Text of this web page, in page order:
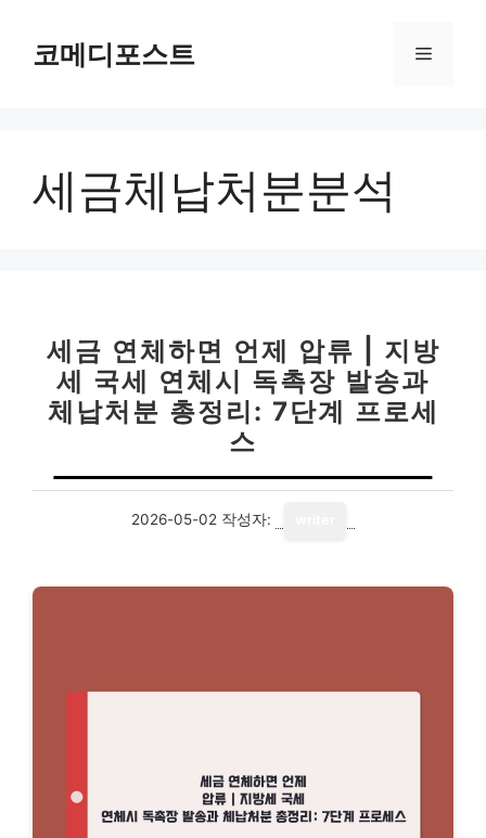
코메디포스트 메
세금체납처분분석
세금 연체하면 언제 압류 | 지방
세 국세 연체시 독촉장 발송과
체납처분 총정리: 7단계 프로세
스
2026-05-02 작성자: